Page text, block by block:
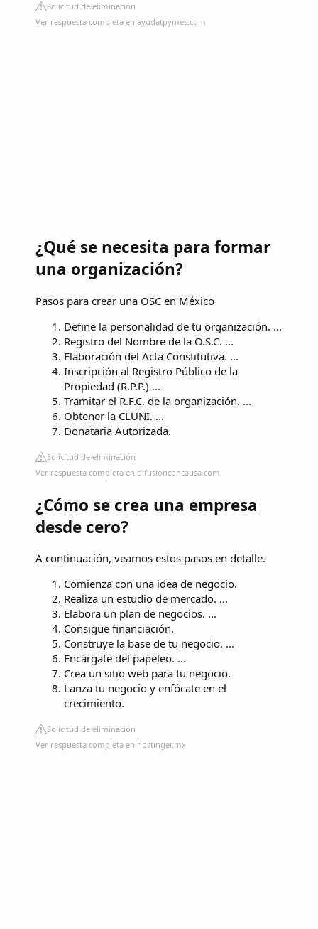
Solicitud de eliminación
Ver respuesta completa en ayudatpymes.com
¿Qué se necesita para formar
una organización?
Pasos para crear una OSC en México
Define la personalidad de tu organización. ...
Registro del Nombre de la O.S.C. ...
Elaboración del Acta Constitutiva. ...
Inscripción al Registro Público de la
Propiedad (R.P.P.) ...
Tramitar el R.F.C. de la organización. ...
Obtener la CLUNI. ...
Donataria Autorizada.
Solicitud de eliminación
Ver respuesta completa en difusionconcausa.com
¿Cómo se crea una empresa
desde cero?
A continuación, veamos estos pasos en detalle.
Comienza con una idea de negocio.
Realiza un estudio de mercado. ...
Elabora un plan de negocios. ...
Consigue financiación.
Construye la base de tu negocio. ...
Encárgate del papeleo. ...
Crea un sitio web para tu negocio.
Lanza tu negocio y enfócate en el
crecimiento.
Solicitud de eliminación
Ver respuesta completa en hostinger.mx